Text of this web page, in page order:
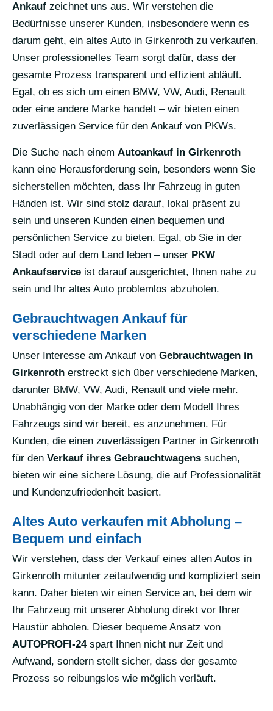
Ankauf zeichnet uns aus. Wir verstehen die
Bedürfnisse unserer Kunden, insbesondere wenn es
darum geht, ein altes Auto in Girkenroth zu verkaufen.
Unser professionelles Team sorgt dafür, dass der
gesamte Prozess transparent und effizient abläuft.
Egal, ob es sich um einen BMW, VW, Audi, Renault
oder eine andere Marke handelt – wir bieten einen
zuverlässigen Service für den Ankauf von PKWs.
Die Suche nach einem Autoankauf in Girkenroth
kann eine Herausforderung sein, besonders wenn Sie
sicherstellen möchten, dass Ihr Fahrzeug in guten
Händen ist. Wir sind stolz darauf, lokal präsent zu
sein und unseren Kunden einen bequemen und
persönlichen Service zu bieten. Egal, ob Sie in der
Stadt oder auf dem Land leben – unser PKW
Ankaufservice ist darauf ausgerichtet, Ihnen nahe zu
sein und Ihr altes Auto problemlos abzuholen.
Gebrauchtwagen Ankauf für
verschiedene Marken
Unser Interesse am Ankauf von Gebrauchtwagen in
Girkenroth erstreckt sich über verschiedene Marken,
darunter BMW, VW, Audi, Renault und viele mehr.
Unabhängig von der Marke oder dem Modell Ihres
Fahrzeugs sind wir bereit, es anzunehmen. Für
Kunden, die einen zuverlässigen Partner in Girkenroth
für den Verkauf ihres Gebrauchtwagens suchen,
bieten wir eine sichere Lösung, die auf Professionalität
und Kundenzufriedenheit basiert.
Altes Auto verkaufen mit Abholung –
Bequem und einfach
Wir verstehen, dass der Verkauf eines alten Autos in
Girkenroth mitunter zeitaufwendig und kompliziert sein
kann. Daher bieten wir einen Service an, bei dem wir
Ihr Fahrzeug mit unserer Abholung direkt vor Ihrer
Haustür abholen. Dieser bequeme Ansatz von
AUTOPROFI-24spart Ihnen nicht nur Zeit und
Aufwand, sondern stellt sicher, dass der gesamte
Prozess so reibungslos wie möglich verläuft.